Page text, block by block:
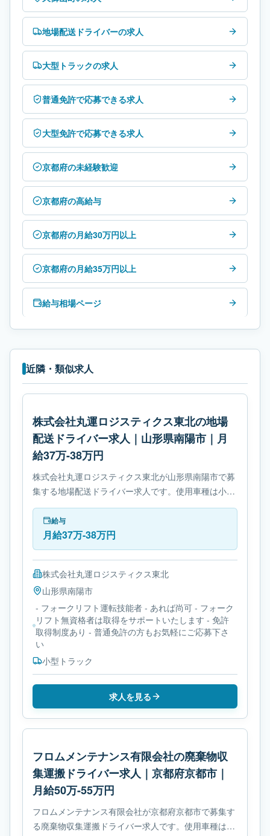
地場配送ドライバーの求人
大型トラックの求人
普通免許で応募できる求人
大型免許で応募できる求人
京都府の未経験歓迎
京都府の高給与
京都府の月給30万円以上
京都府の月給35万円以上
給与相場ページ
近隣・類似求人
株式会社丸運ロジスティクス東北の地場
配送ドライバー求人｜山形県南陽市｜月
給37万-38万円
株式会社丸運ロジスティクス東北が山形県南陽市で募
集する地場配送ドライバー求人です。使用車種は小型
トラックです。必要免許は- フォークリフト運転技能
者です。
給与
月給37万-38万円
株式会社丸運ロジスティクス東北
山形県南陽市
- フォークリフト運転技能者 - あれば尚可 - フォーク
リフト無資格者は取得をサポートいたします - 免許
取得制度あり - 普通免許の方もお気軽にご応募下さ
い
小型トラック
求人を見る
フロムメンテナンス有限会社の廃棄物収
集運搬ドライバー求人｜京都府京都市｜
月給50万-55万円
フロムメンテナンス有限会社が京都府京都市で募集す
る廃棄物収集運搬ドライバー求人です。使用車種は中